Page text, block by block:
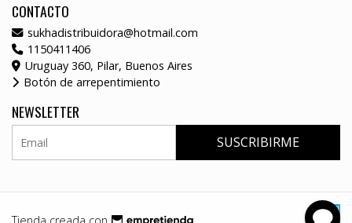
CONTACTO
sukhadistribuidora@hotmail.com
1150411406
Uruguay 360, Pilar, Buenos Aires
Botón de arrepentimiento
NEWSLETTER
SUSCRIBIRME
Tienda creada con